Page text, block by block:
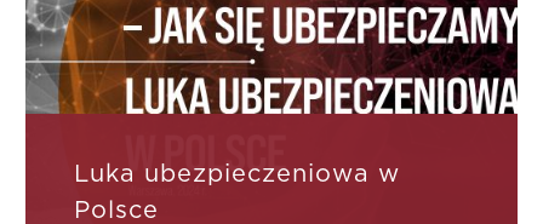
Luka ubezpieczeniowa w
Polsce